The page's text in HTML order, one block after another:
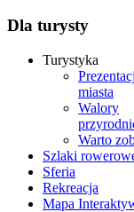
Dla turysty
Turystyka
miasta
Walory
Warto
Szlaki
Sferia
Rekreacja
Mapa